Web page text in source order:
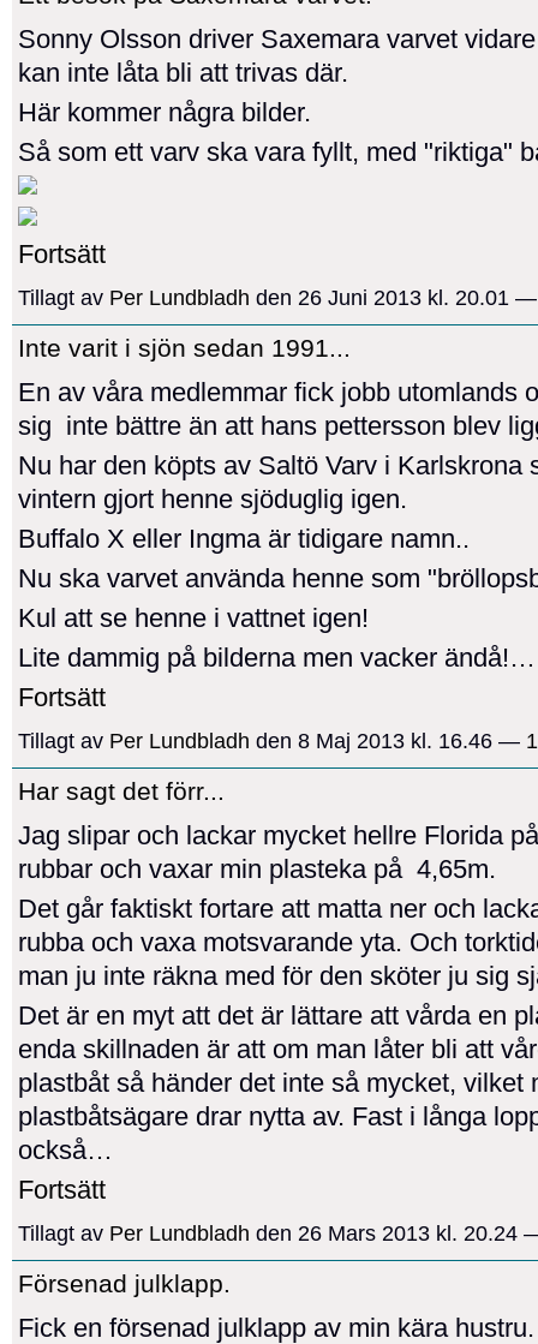
Sonny Olsson driver Saxemara varvet
kan inte låta bli att trivas där.
Här kommer några bilder.
Så som ett varv ska vara fyllt, med "riktiga"
Fortsätt
Tillagt av Per Lundbladh den 26 Juni 2013 kl. 20.01
Inte varit i sjön sedan 1991...
En av våra medlemmar fick jobb utomlands
sig inte bättre än att hans pettersson blev
Nu har den köpts av Saltö Varv i Karlskrona
vintern gjort henne sjöduglig igen.
Buffalo X eller Ingma är tidigare namn..
Nu ska varvet använda henne som
Kul att se henne i vattnet igen!
Lite dammig på bilderna men vacker ändå!…
Fortsätt
Tillagt av Per Lundbladh den 8 Maj 2013 kl. 16.46 —
Har sagt det förr...
Jag slipar och lackar mycket hellre Florida
rubbar och vaxar min plasteka på 4,65m.
Det går faktiskt fortare att matta ner och
rubba och vaxa motsvarande yta. Och
man ju inte räkna med för den sköter ju sig
Det är en myt att det är lättare att vårda en
enda skillnaden är att om man låter bli att
plastbåt så händer det inte så mycket, vilket
plastbåtsägare drar nytta av. Fast i långa
också…
Fortsätt
Tillagt av Per Lundbladh den 26 Mars 2013 kl. 20.24
Försenad julklapp.
Fick en försenad julklapp av min kära hustru.